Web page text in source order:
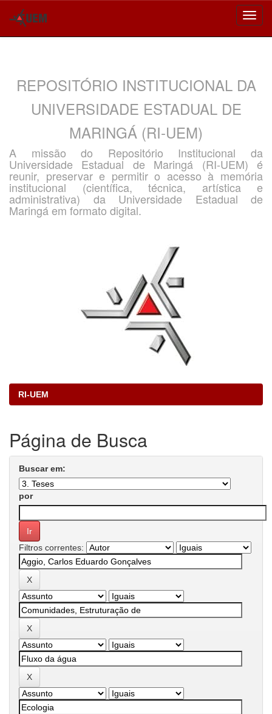
REPOSITÓRIO INSTITUCIONAL DA
UNIVERSIDADE ESTADUAL DE
MARINGÁ (RI-UEM)
A missão do Repositório Institucional da
Universidade Estadual de Maringá (RI-UEM) é
reunir, preservar e permitir o acesso à memória
institucional (científica, técnica, artística e
administrativa) da Universidade Estadual de
Maringá em formato digital.
RI-UEM
Página de Busca
Buscar em:
por
Filtros correntes: